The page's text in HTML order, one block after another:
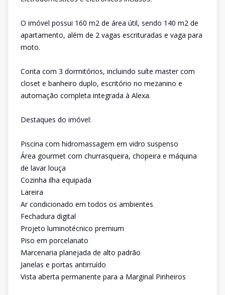
O imóvel possui 160 m2 de área útil, sendo 140 m2 de
apartamento, além de 2 vagas escrituradas e vaga para
moto.
Conta com 3 dormitórios, incluindo suíte master com
closet e banheiro duplo, escritório no mezanino e
automação completa integrada à Alexa.
Destaques do imóvel:
Piscina com hidromassagem em vidro suspenso
Área gourmet com churrasqueira, chopeira e máquina
de lavar louça
Cozinha ilha equipada
Lareira
Ar condicionado em todos os ambientes
Fechadura digital
Projeto luminotécnico premium
Piso em porcelanato
Marcenaria planejada de alto padrão
Janelas e portas antirruído
Vista aberta permanente para a Marginal Pinheiros